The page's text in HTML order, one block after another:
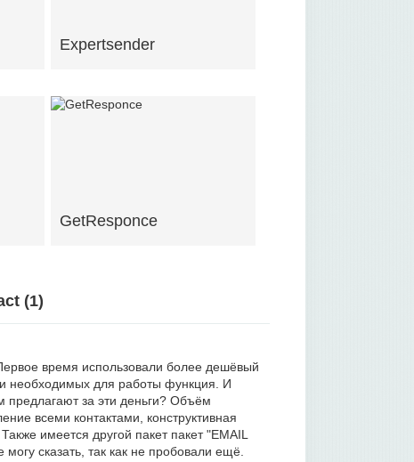
Expertsender
GetResponce
(1)
время использовали более дешёвый
необходимых для работы функция. И
за эти деньги? Объём
всеми контактами, конструктивная
имеется другой пакет пакет "EMAIL
сказать, так как не пробовали ещё.